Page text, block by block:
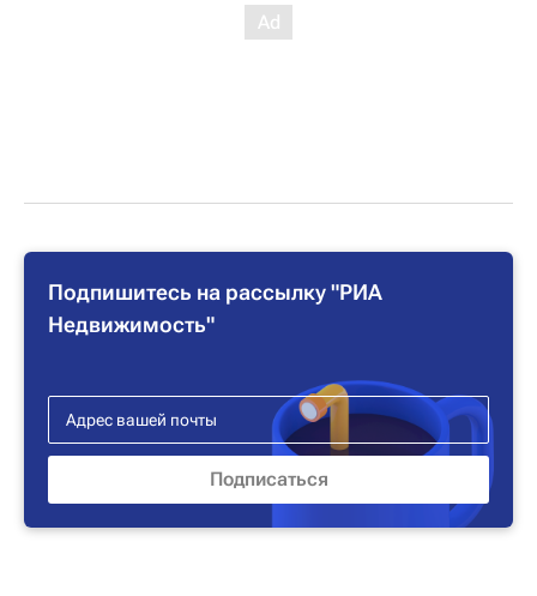
Подпишитесь на рассылку "РИА
Недвижимость"